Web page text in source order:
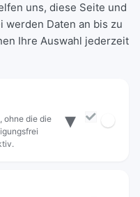
uns, diese Seite und
werden Daten an bis zu
Ihre Auswahl jederzeit
ohne die die
▾